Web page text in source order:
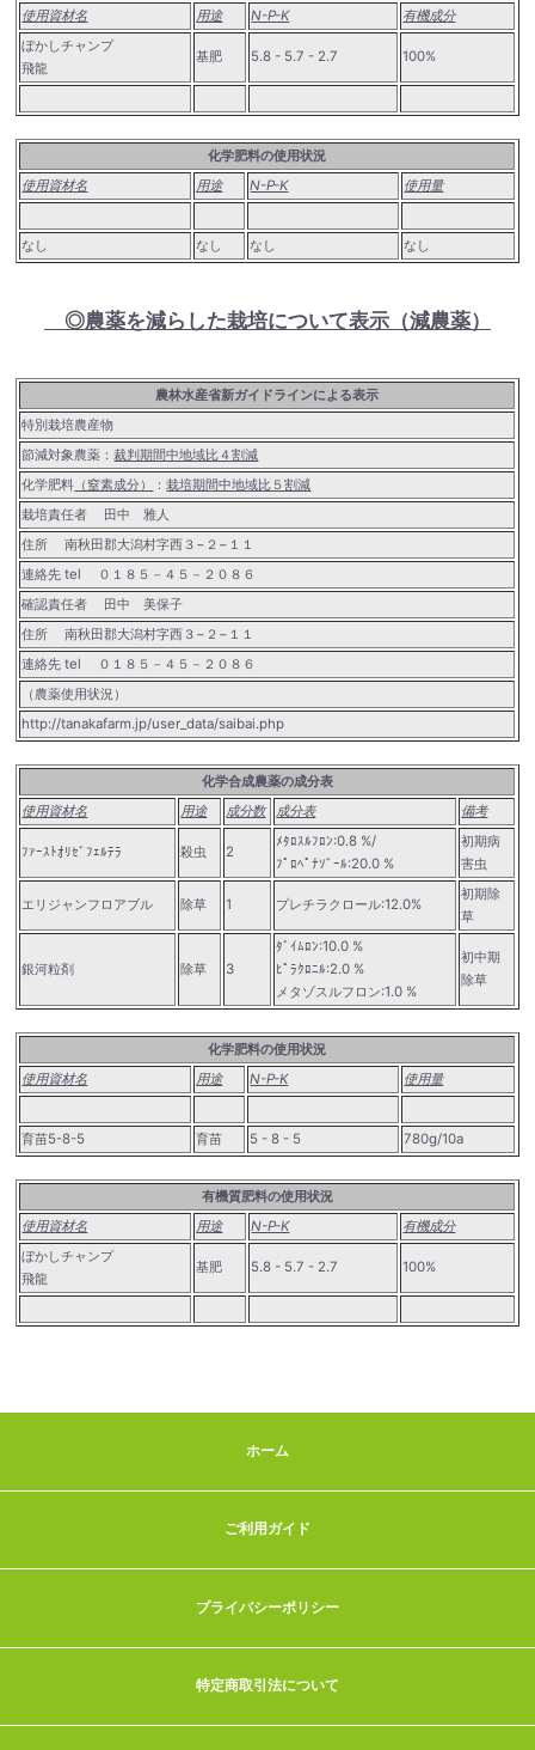
使用資材名
用途 N-P-K
有機成分
ぼかしチャンプ
飛龍
基肥 5.8 - 5.7 - 2.7 100%
化学肥料の使用状況
使用資材名
用途 N-P-K 使用量
なし なし なし なし
◎農薬を減らした栽培について表示（減農薬）
農林水産省新ガイドラインによる表示
特別栽培農産物
節減対象農薬：裁判期間中地域比４割減
化学肥料 （窒素成分） ：栽培期間中地域比５割減
栽培責任者 田中 雅人
住所 南秋田郡大潟村字西３−２−１１
連絡先 tel ０１８５－４５－２０８６
確認責任者 田中 美保子
住所 南秋田郡大潟村字西３−２−１１
連絡先 tel ０１８５－４５－２０８６
（農薬使用状況）
http://tanakafarm.jp/user_data/saibai.php
化学合成農薬の成分表
使用資材名
用途 成分数 成分表 備考
ﾌｧｰｽﾄｵﾘｾﾞﾌｪﾙﾃﾗ 殺虫 2
ﾒﾀﾛｽﾙﾌﾛﾝ:0.8 %/
ﾌﾟﾛﾍﾟﾅｿﾞｰﾙ:20.0 %
初期病
害虫
エリジャンフロアブル 除草 1 プレチラクロール:12.0%
初期除
草
銀河粒剤 除草 3
ﾀﾞｲﾑﾛﾝ:10.0 %
ﾋﾟﾗｸﾛﾆﾙ:2.0 %
メタゾスルフロン:1.0 %
初中期
除草
化学肥料の使用状況
使用資材名
用途 N-P-K 使用量
育苗5-8-5 育苗 5 - 8 - 5 780g/10a
有機質肥料の使用状況
使用資材名
用途 N-P-K
有機成分
ぼかしチャンプ
飛龍
基肥 5.8 - 5.7 - 2.7 100%
ホーム
ご利用ガイド
プライバシーポリシー
特定商取引法について